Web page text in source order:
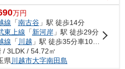
万円
線 「南古谷」駅 徒歩14分
東上線 「新河岸」駅 徒歩29分
線 「 川越 」駅 徒歩35分車10分 4.0km
/ 3LDK / 54.72㎡
県 川越市大字南田島